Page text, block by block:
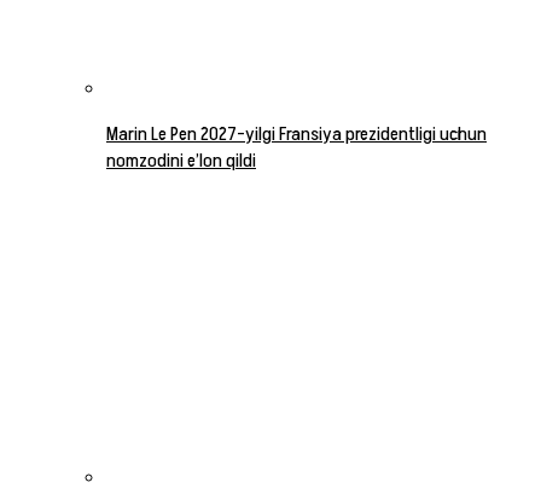
Marin Le Pen 2027-yilgi Fransiya prezidentligi uchun
nomzodini e’lon qildi